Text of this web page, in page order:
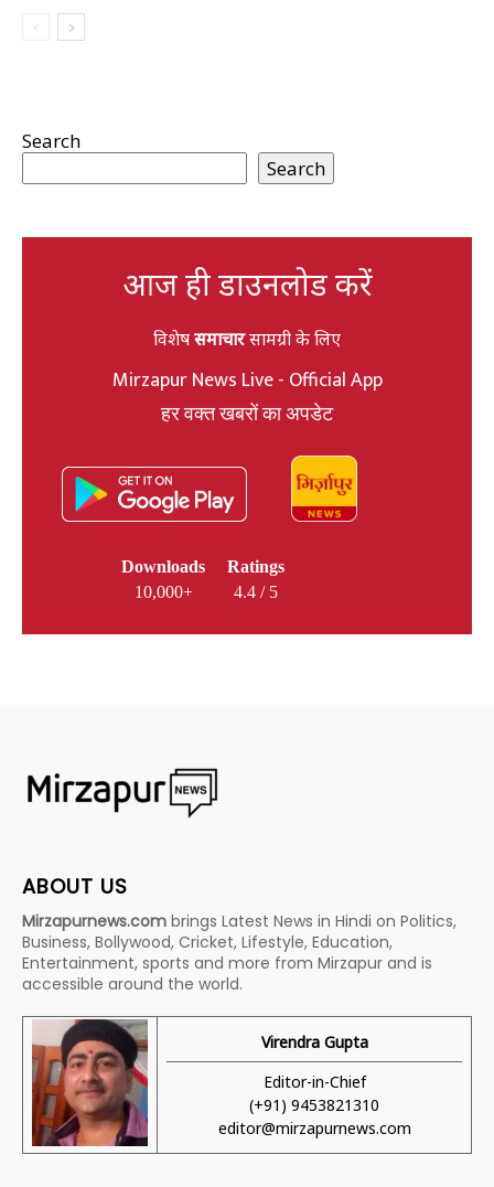
Search
Search
आज ही डाउनलोड करें
विशेषसमाचारसामग्री के लिए
Mirzapur News Live - Official App
हर वक्त खबरों का अपडेट
Downloads
10,000+
Ratings
4.4 / 5
ABOUT US
Mirzapurnews.com brings Latest News in Hindi on Politics,
Business, Bollywood, Cricket, Lifestyle, Education,
Entertainment, sports and more from Mirzapur and is
accessible around the world.
Virendra Gupta
Editor-in-Chief
(+91) 9453821310
editor@mirzapurnews.com